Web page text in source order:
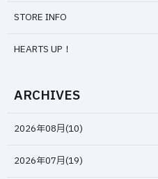
STORE INFO
HEARTS UP！
ARCHIVES
2026年08月(10)
2026年07月(19)